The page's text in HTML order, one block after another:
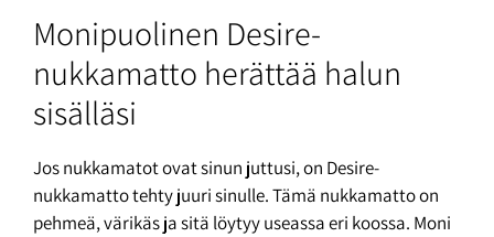
Monipuolinen Desire-
nukkamatto herättää halun
sisälläsi
Jos nukkamatot ovat sinun juttusi, on Desire-
nukkamatto tehty juuri sinulle. Tämä nukkamatto on
pehmeä, värikäs ja sitä löytyy useassa eri koossa. Moni